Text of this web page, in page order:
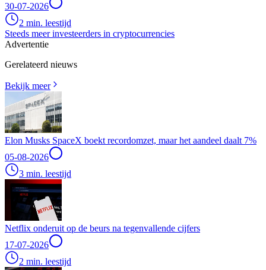
30-07-2026
2 min. leestijd
Steeds meer investeerders in cryptocurrencies
Advertentie
Gerelateerd nieuws
Bekijk meer
Elon Musks SpaceX boekt recordomzet, maar het aandeel daalt 7%
05-08-2026
3 min. leestijd
Netflix onderuit op de beurs na tegenvallende cijfers
17-07-2026
2 min. leestijd